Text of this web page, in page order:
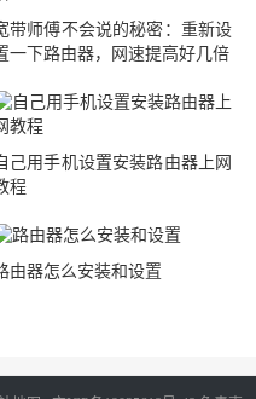
带师傅不会说的秘密：重新设
一下路由器，网速提高好几倍
己用手机设置安装路由器上网
程
由器怎么安装和设置